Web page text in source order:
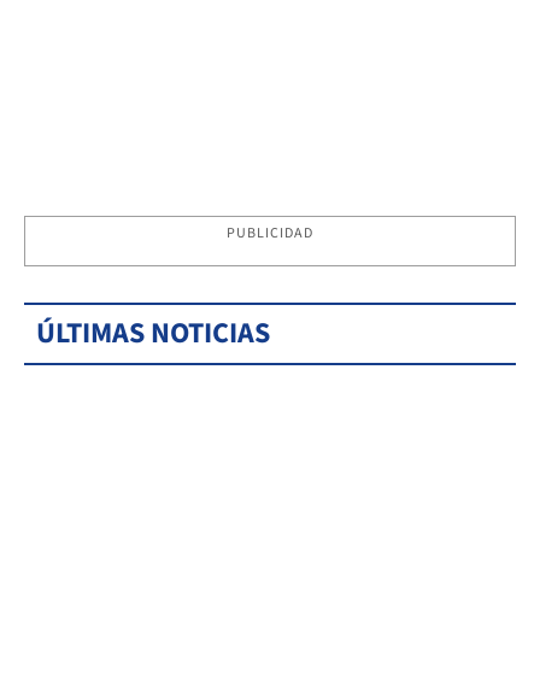
PUBLICIDAD
ÚLTIMAS NOTICIAS